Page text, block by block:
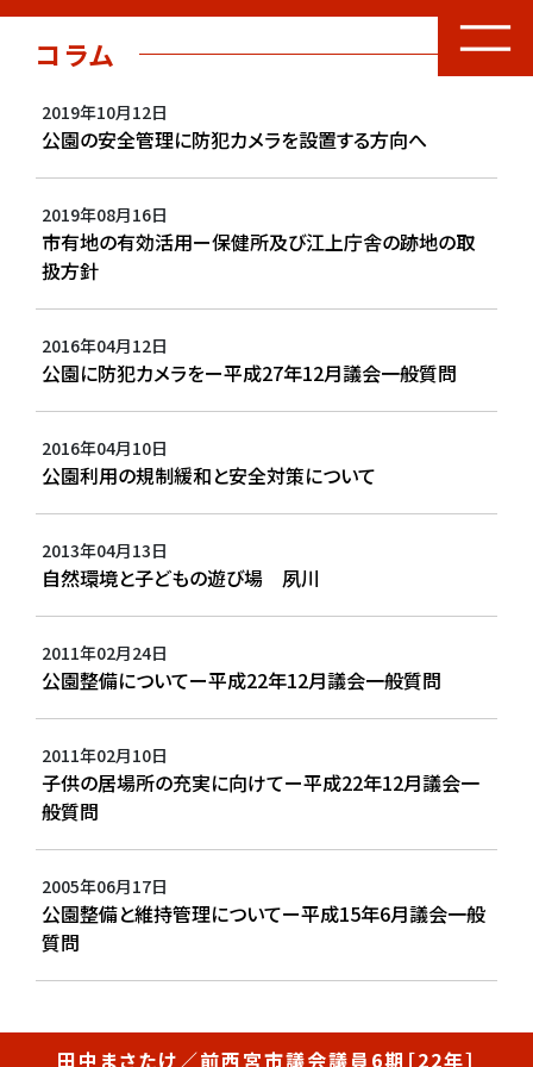
コラム
2019年10月12日
公園の安全管理に防犯カメラを設置する方向へ
2019年08月16日
市有地の有効活用ー保健所及び江上庁舎の跡地の取
扱方針
2016年04月12日
公園に防犯カメラをー平成27年12月議会一般質問
2016年04月10日
公園利用の規制緩和と安全対策について
2013年04月13日
自然環境と子どもの遊び場 夙川
2011年02月24日
公園整備についてー平成22年12月議会一般質問
2011年02月10日
子供の居場所の充実に向けてー平成22年12月議会一
般質問
2005年06月17日
公園整備と維持管理についてー平成15年6月議会一般
質問
田中まさたけ／前西宮市議会議員6期［22年］